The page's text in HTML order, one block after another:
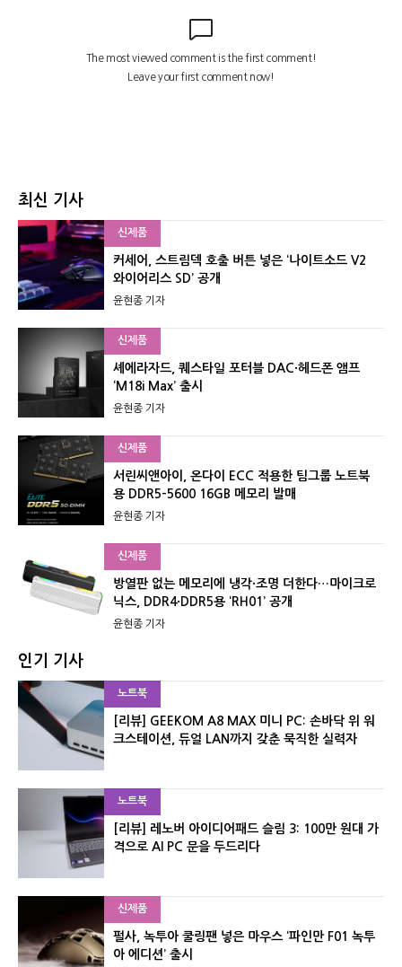
최신 기사
신제품
커세어, 스트림덱 호출 버튼 넣은 ‘나이트소드 V2
와이어리스 SD’ 공개
윤현종 기자
신제품
셰에라자드, 퀘스타일 포터블 DAC·헤드폰 앰프
‘M18i Max’ 출시
윤현종 기자
신제품
서린씨앤아이, 온다이 ECC 적용한 팀그룹 노트북
용 DDR5-5600 16GB 메모리 발매
윤현종 기자
신제품
방열판 없는 메모리에 냉각·조명 더한다…마이크로
닉스, DDR4·DDR5용 ‘RH01’ 공개
윤현종 기자
인기 기사
노트북
[리뷰] GEEKOM A8 MAX 미니 PC: 손바닥 위 워
크스테이션, 듀얼 LAN까지 갖춘 묵직한 실력자
노트북
[리뷰] 레노버 아이디어패드 슬림 3: 100만 원대 가
격으로 AI PC 문을 두드리다
신제품
펄사, 녹투아 쿨링팬 넣은 마우스 ‘파인만 F01 녹투
아 에디션’ 출시